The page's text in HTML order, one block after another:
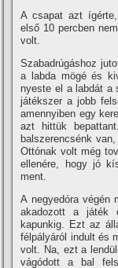
A csapat azt
első 10 percben
volt.
Szabadrúgáshoz
a labda mögé és
nyeste el a labdát a
játékszer a jobb
amennyiben egy
azt hittük
balszerencsénk
Ottónak volt még
ellenére, hogy jó
ment.
A negyedóra végén
akadozott a játék
kapunkig. Ezt az
félpályáról indult és
volt. Na, ezt a
vágódott a bal